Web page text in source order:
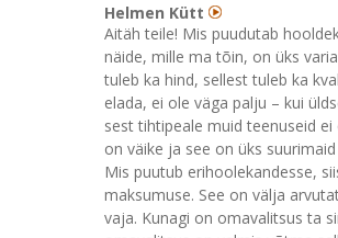
Helmen Kütt
Aitäh teile! Mis puudutab
näide, mille ma tõin, on üks
tuleb ka hind, sellest tuleb ka
elada, ei ole väga palju – kui
sest tihtipeale muid teenuseid
on väike ja see on üks
Mis puutub erihoolekandesse,
maksumuse. See on välja
vaja. Kunagi on omavalitsus ta